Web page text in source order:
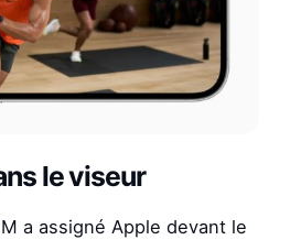
le viseur
a assigné Apple devant le